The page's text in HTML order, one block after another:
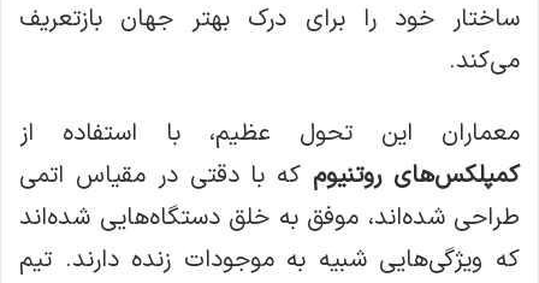
ساختار خود را برای درک بهتر جهان بازتعریف
می‌کند.
معماران این تحول عظیم، با استفاده از
کمپلکس‌های روتنیوم که با دقتی در مقیاس اتمی
طراحی شده‌اند، موفق به خلق دستگاه‌هایی شده‌اند
که ویژگی‌هایی شبیه به موجودات زنده دارند. تیم